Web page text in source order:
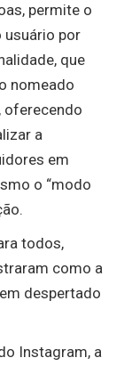
permite o
usuário por
que
nomeado
oferecendo
a
em
o “modo
todos,
como a
despertado
Instagram, a